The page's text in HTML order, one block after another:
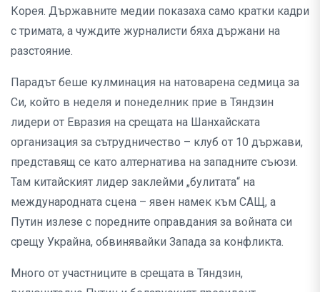
Корея. Държавните медии показаха само кратки кадри
с тримата, а чуждите журналисти бяха държани на
разстояние.
Парадът беше кулминация на натоварена седмица за
Си, който в неделя и понеделник прие в Тяндзин
лидери от Евразия на срещата на Шанхайската
организация за сътрудничество – клуб от 10 държави,
представящ се като алтернатива на западните съюзи.
Там китайският лидер заклейми „булитата“ на
международната сцена – явен намек към САЩ, а
Путин излезе с поредните оправдания за войната си
срещу Украйна, обвинявайки Запада за конфликта.
Много от участниците в срещата в Тяндзин,